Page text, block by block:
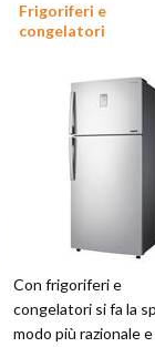
Frigoriferi e
congelatori
Con frigoriferi e
congelatori si fa la
modo più razionale